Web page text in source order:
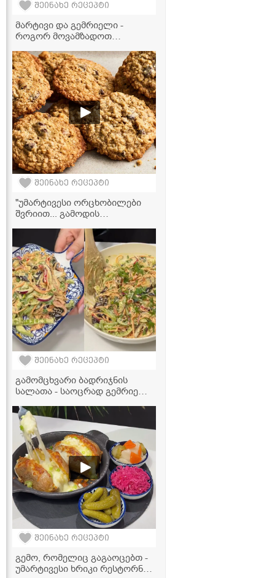
შეინახე რეცეპტი
მარტივი და გემრიელი -
როგორ მოვამზადოთ
შეინახე რეცეპტი
"უმარტივესი ორცხობილები
შვრიით... გამოდის
ვიდეორეცეპტი
შეინახე რეცეპტი
გამომცხვარი ბადრიჯნის
სალათა - საოცრად გემრიელი
შეინახე რეცეპტი
გემო, რომელიც გაგაოცებთ -
უმარტივესი ხრიკი რესტორნის